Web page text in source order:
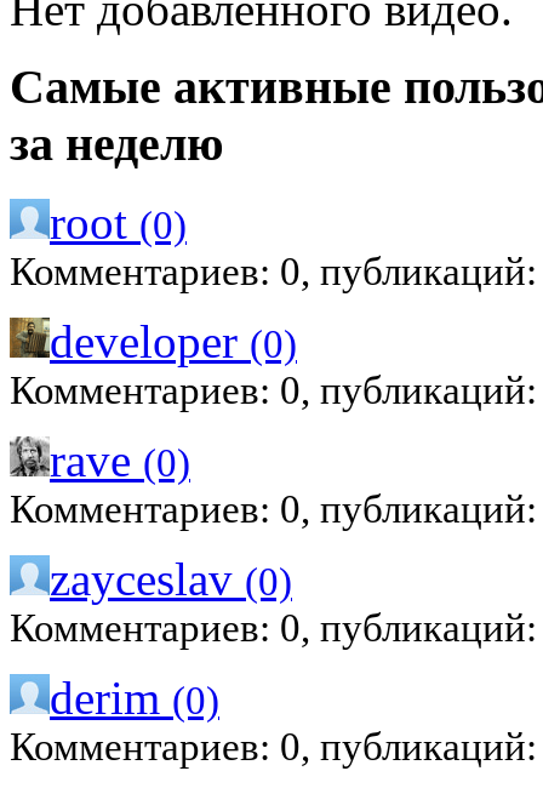
Самые активные
за неделю
root (0)
Комментариев: 0,
developer (0)
Комментариев: 0,
rave (0)
Комментариев: 0,
zayceslav (0)
Комментариев: 0,
derim (0)
Комментариев: 0,